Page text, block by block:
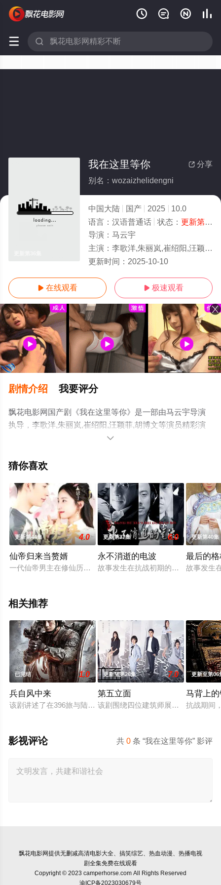
   
 
 分享
我在这里等你
别名：wozaizhelidengni
中国大陆 国产 2025
10.0
语言： 汉语普通话 状态： 更新第36集
导演： 马云宇
主演： 李歌洋,朱丽岚,崔绍阳,汪颖菲,胡博文
更新时间： 2025-10-10
 在线观看  极速观看
剧情介绍 我要评分
飘花电影网国产剧《我在这里等你》是一部由马云宇导演
执导，李歌洋,朱丽岚,崔绍阳,汪颖菲,胡博文等演员精彩演
绎的中国大陆电视剧，手机免费观看高清未删减完整版电
剧情信息可移步至豆瓣电视剧、电视猫或剧情网等平台了

猜你喜欢
更新第44集 4.0
仙帝归来当赘婿
一代仙帝男主在修仙历劫中因为执念太深而失败，并打破时间
更新第37集 6.0
永不消逝的电波
故事发生在抗战初期的上海。日军用
更新第40集
最后的
故事发生
相关推荐
已完结 1.0
兵自风中来
该剧讲述了在396旅与陆军步兵学院联合举办的小型军事演习中
更新至第26集 7.0
第五立面
该剧围绕四位建筑师展开，讲述了他
更新至第06
马背上
抗战期间
共0 条 “我在这里等你” 影评
影视评论
飘花电影网提供无删减高清电影大全、搞笑综艺、热血动漫、热播电视
剧全集免费在线观看
Copyright © 2023 camperhorse.com All Rights Reserved
渝ICP备2023030679号